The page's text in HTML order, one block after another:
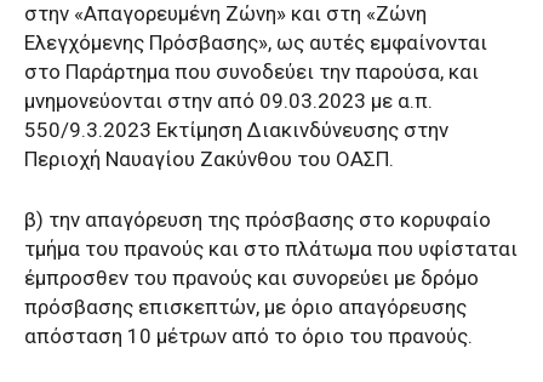
στην «Απαγορευμένη Ζώνη» και στη «Ζώνη
Ελεγχόμενης Πρόσβασης», ως αυτές εμφαίνονται
στο Παράρτημα που συνοδεύει την παρούσα, και
μνημονεύονται στην από 09.03.2023 με α.π.
550/9.3.2023 Εκτίμηση Διακινδύνευσης στην
Περιοχή Ναυαγίου Ζακύνθου του ΟΑΣΠ.
β) την απαγόρευση της πρόσβασης στο κορυφαίο
τμήμα του πρανούς και στο πλάτωμα που υφίσταται
έμπροσθεν του πρανούς και συνορεύει με δρόμο
πρόσβασης επισκεπτών, με όριο απαγόρευσης
απόσταση 10 μέτρων από το όριο του πρανούς.